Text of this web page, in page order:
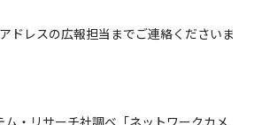
ドレスの広報担当までご連絡くださいま